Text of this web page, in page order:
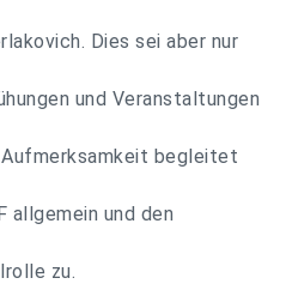
Dies sei aber nur
und Veranstaltungen
begleitet
allgemein und den
zu.